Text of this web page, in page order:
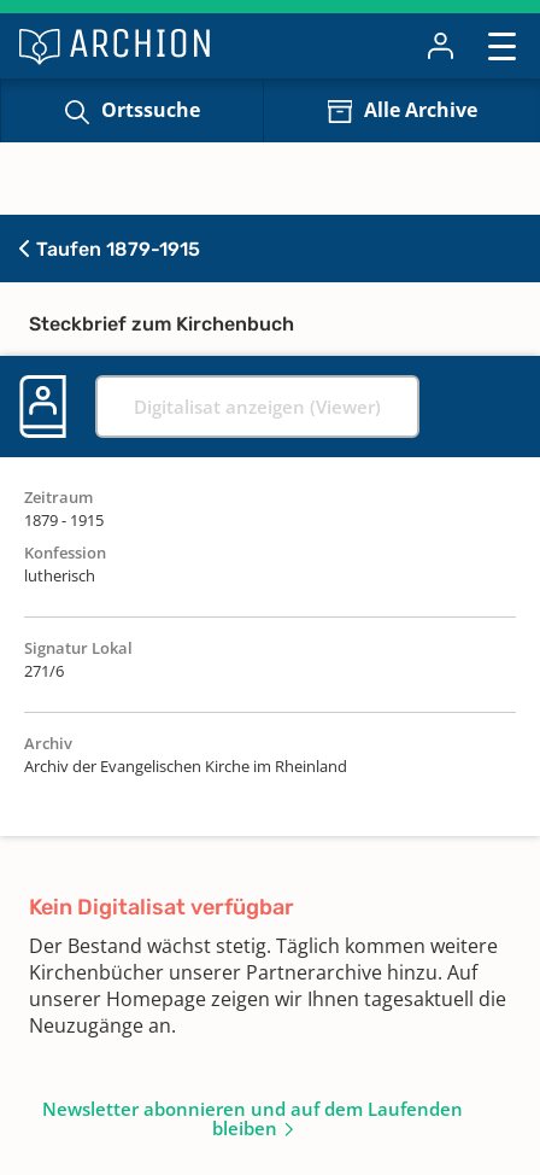
Ortssuche Alle Archive
Taufen 1879-1915
Steckbrief zum Kirchenbuch
Digitalisat anzeigen (Viewer)
Zeitraum
1879 - 1915
Konfession
lutherisch
Signatur Lokal
271/6
Archiv
Archiv der Evangelischen Kirche im Rheinland
Kein Digitalisat verfügbar
Der Bestand wächst stetig. Täglich kommen weitere
Kirchenbücher unserer Partnerarchive hinzu. Auf
unserer Homepage zeigen wir Ihnen tagesaktuell die
Neuzugänge an.
Newsletter abonnieren und auf dem Laufenden
bleiben